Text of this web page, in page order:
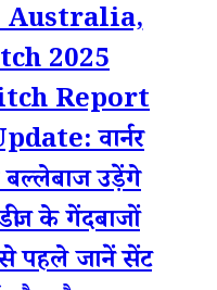
Australia,
2025
Report
वार्नर
बल्लेबाज उड़ेंगे
के गेंदबाजों
पहले जानें सेंट